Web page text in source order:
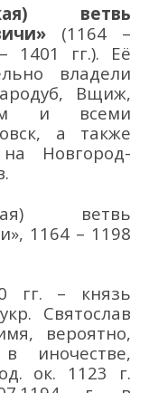
ветвь
(1164 –
1401 гг.). Её
владели
Вщиж,
и всеми
а также
Новгород-
ветвь
1164 – 1198
гг. – князь
Святослав
вероятно,
иночестве,
ок. 1123 г.